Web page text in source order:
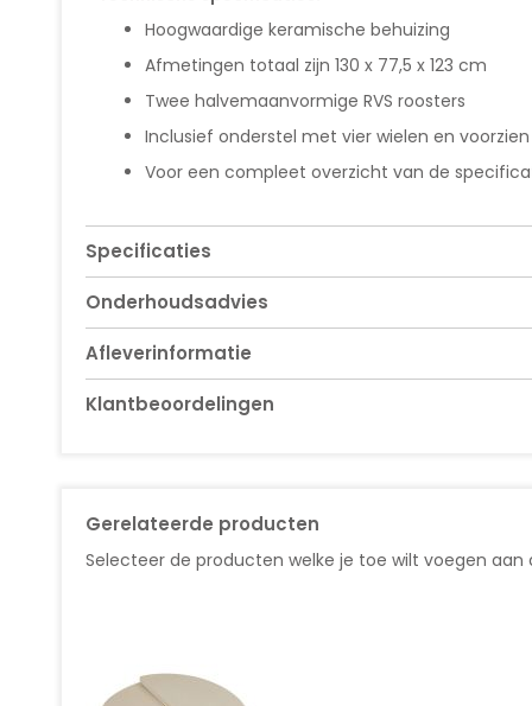
Hoogwaardige keramische behuizing
Afmetingen totaal zijn 130 x 77,5 x 123 cm
Twee halvemaanvormige RVS roosters
Inclusief onderstel met vier wielen en
Voor een compleet overzicht van de
Specificaties
Onderhoudsadvies
Afleverinformatie
Klantbeoordelingen
Gerelateerde producten
Selecteer de producten welke je toe wilt voegen aan